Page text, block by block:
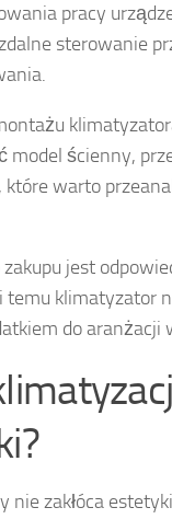
pracy
sterowanie
ścienny,
warto
jest
klimatyzator
do aranżacji
nie zakłóca